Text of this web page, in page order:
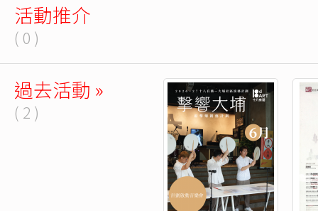
活動推介
( 0 )
過去活動 »
( 2 )